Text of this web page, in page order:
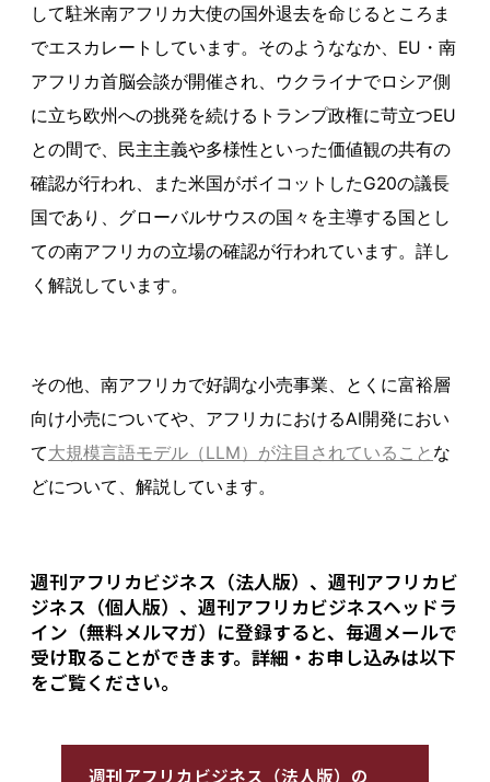
して駐米南アフリカ大使の国外退去を命じるところま
でエスカレートしています。そのようななか、EU・南
アフリカ首脳会談が開催され、ウクライナでロシア側
に立ち欧州への挑発を続けるトランプ政権に苛立つEU
との間で、民主主義や多様性といった価値観の共有の
確認が行われ、また米国がボイコットしたG20の議長
国であり、グローバルサウスの国々を主導する国とし
ての南アフリカの立場の確認が行われています。詳し
く解説しています。
その他、南アフリカで好調な小売事業、とくに富裕層
向け小売についてや、アフリカにおけるAI開発におい
て大規模言語モデル（LLM）が注目されていること な
どについて、解説しています。
週刊アフリカビジネス（法人版）、週刊アフリカビ
ジネス（個人版）、週刊アフリカビジネスヘッドラ
イン（無料メルマガ）に登録すると、毎週メールで
受け取ることができます。詳細・お申し込みは以下
をご覧ください。
週刊アフリカビジネス（法人版）の